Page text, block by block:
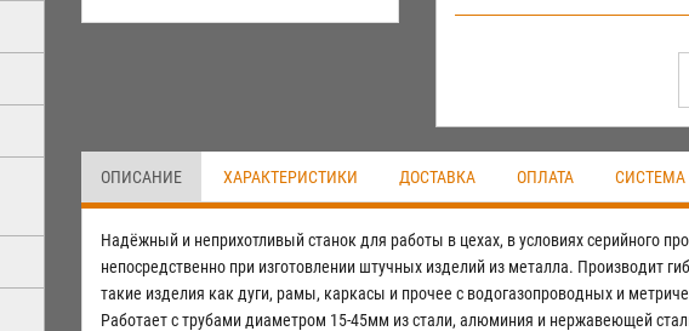
ОПИСАНИЕ ХАРАКТЕРИСТИКИ ДОСТАВКА ОПЛАТА СИСТЕМА
Надёжный и неприхотливый станок для работы в цехах, в условиях серийного
непосредственно при изготовлении штучных изделий из металла. Производит
такие изделия как дуги, рамы, каркасы и прочее с водогазопроводных и
Работает с трубами диаметром 15-45мм из стали, алюминия и нержавеющей